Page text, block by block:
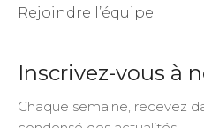
Rejoindre l’équipe
Inscrivez-vous à
Chaque semaine, recevez